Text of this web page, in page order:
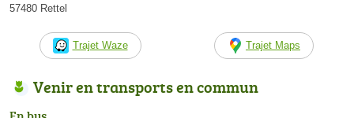
57480 Rettel
Trajet Waze Trajet Maps
Venir en transports en commun